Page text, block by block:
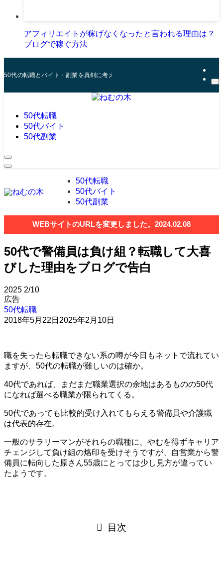
アフィリエイトが稼げなくなったと言われる理由は？
ブログで稼ぐ方法
50代の転職とバイト・副業を真剣に考える会
50代転職
50代バイト
50代副業
50代転職
50代バイト
50代副業
WEBサイトのURLを変更しました。2024.02.08
50代で警備員は負け組？転職して大喜
びした理由をブログで告白
2025 2/10
広告
50代転職
2018年5月22日 2025年2月10日
職を失ったら転職できない系の噂が今日もネットで流れてい
ますが、50代の転職が難しいのは確か。
40代であれば、まだまだ職業選択の余地はあるものの50代
になれば選べる職業が限られてくる。
50代であっても比較的受け入れてもらえる警備員や介護職
は代表的存在。
一般のサラリーマンがそれらの職種に、やむを得ずキャリア
チェンジして負け組の烙印を受けそうですが、自営業から警
備員に転向した原さん55歳にとっては少し見方が違ってい
たようです。
目次